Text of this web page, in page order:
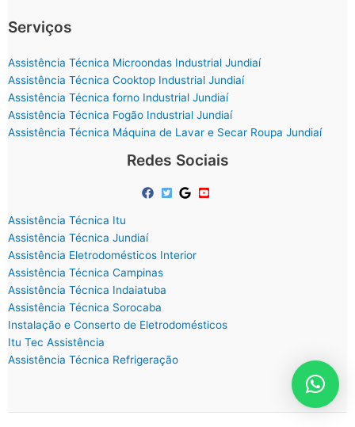
Serviços
Assistência Técnica Microondas Industrial Jundiaí
Assistência Técnica Cooktop Industrial Jundiaí
Assistência Técnica forno Industrial Jundiaí
Assistência Técnica Fogão Industrial Jundiaí
Assistência Técnica Máquina de Lavar e Secar Roupa Jundiaí
Redes Sociais
Assistência Técnica Itu
Assistência Técnica Jundiaí
Assistência Eletrodomésticos Interior
Assistência Técnica Campinas
Assistência Técnica Indaiatuba
Assistência Técnica Sorocaba
Instalação e Conserto de Eletrodomésticos
Itu Tec Assistência
Assistência Técnica Refrigeração